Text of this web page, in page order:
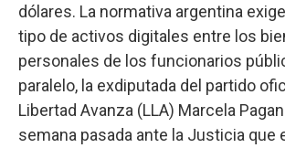
dólares. La normativa argentina
tipo de activos digitales entre los
personales de los funcionarios
paralelo, la exdiputada del partido
Libertad Avanza (LLA) Marcela
semana pasada ante la Justicia que